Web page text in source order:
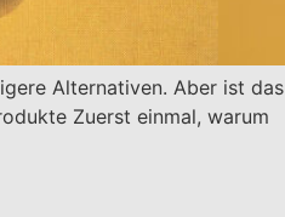
Alternativen. Aber ist das
Zuerst einmal, warum